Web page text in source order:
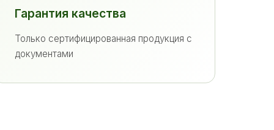
Гарантия качества
Только сертифицированная продукция с
документами